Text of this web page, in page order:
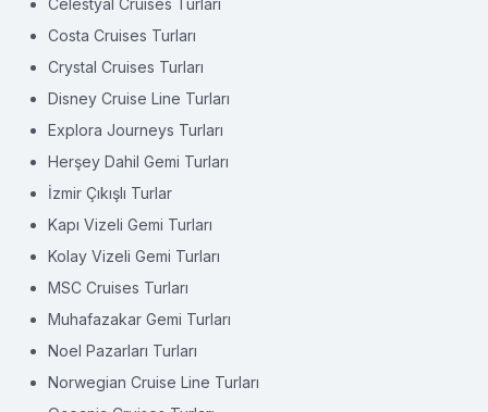
Celestyal Cruises Turları
Costa Cruises Turları
Crystal Cruises Turları
Disney Cruise Line Turları
Explora Journeys Turları
Herşey Dahil Gemi Turları
İzmir Çıkışlı Turlar
Kapı Vizeli Gemi Turları
Kolay Vizeli Gemi Turları
MSC Cruises Turları
Muhafazakar Gemi Turları
Noel Pazarları Turları
Norwegian Cruise Line Turları